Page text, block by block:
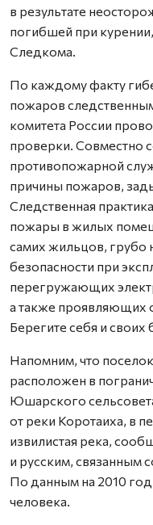
в результате
погибшей при
Следкома.
По каждому факту
пожаров
комитета России
проверки. Совместно
противопожарной
причины пожаров,
Следственная
пожары в жилых
самих жильцов,
безопасности при
перегружающих
а также проявляющих
Берегите себя и своих
Напомним, что
расположен в
Юшарского
от реки Коротаиха, в
извилистая река,
и русским, связанным
По данным на 2010
человека.